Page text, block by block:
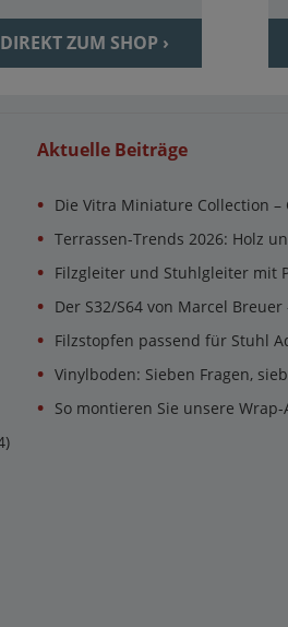
DIREKT ZUM SHOP ›
Aktuelle Beiträge
Die Vitra Miniature Collection –
Terrassen-Trends 2026: Holz
Filzgleiter und Stuhlgleiter mit
Der S32/S64 von Marcel
Filzstopfen passend für Stuhl
Vinylboden: Sieben Fragen,
So montieren Sie unsere